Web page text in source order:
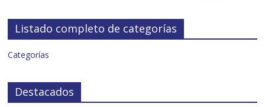
Listado completo de categorías
Categorías
Destacados